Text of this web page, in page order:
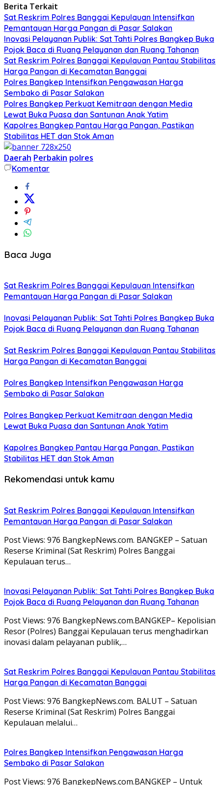
Berita Terkait
Sat Reskrim Polres Banggai Kepulauan Intensifkan
Pemantauan Harga Pangan di Pasar Salakan
Inovasi Pelayanan Publik: Sat Tahti Polres Bangkep Buka
Pojok Baca di Ruang Pelayanan dan Ruang Tahanan
Sat Reskrim Polres Banggai Kepulauan Pantau Stabilitas
Harga Pangan di Kecamatan Banggai
Polres Bangkep Intensifkan Pengawasan Harga
Sembako di Pasar Salakan
Polres Bangkep Perkuat Kemitraan dengan Media
Lewat Buka Puasa dan Santunan Anak Yatim
Kapolres Bangkep Pantau Harga Pangan, Pastikan
Stabilitas HET dan Stok Aman
Daerah Perbakin polres
Komentar
Baca Juga
Sat Reskrim Polres Banggai Kepulauan Intensifkan
Pemantauan Harga Pangan di Pasar Salakan
Inovasi Pelayanan Publik: Sat Tahti Polres Bangkep Buka
Pojok Baca di Ruang Pelayanan dan Ruang Tahanan
Sat Reskrim Polres Banggai Kepulauan Pantau Stabilitas
Harga Pangan di Kecamatan Banggai
Polres Bangkep Intensifkan Pengawasan Harga
Sembako di Pasar Salakan
Polres Bangkep Perkuat Kemitraan dengan Media
Lewat Buka Puasa dan Santunan Anak Yatim
Kapolres Bangkep Pantau Harga Pangan, Pastikan
Stabilitas HET dan Stok Aman
Rekomendasi untuk kamu
Sat Reskrim Polres Banggai Kepulauan Intensifkan
Pemantauan Harga Pangan di Pasar Salakan
Post Views: 976 BangkepNews.com. BANGKEP – Satuan
Reserse Kriminal (Sat Reskrim) Polres Banggai
Kepulauan terus…
Inovasi Pelayanan Publik: Sat Tahti Polres Bangkep Buka
Pojok Baca di Ruang Pelayanan dan Ruang Tahanan
Post Views: 976 BangkepNews.com.BANGKEP– Kepolisian
Resor (Polres) Banggai Kepulauan terus menghadirkan
inovasi dalam pelayanan publik,…
Sat Reskrim Polres Banggai Kepulauan Pantau Stabilitas
Harga Pangan di Kecamatan Banggai
Post Views: 976 BangkepNews.com. BALUT – Satuan
Reserse Kriminal (Sat Reskrim) Polres Banggai
Kepulauan melalui…
Polres Bangkep Intensifkan Pengawasan Harga
Sembako di Pasar Salakan
Post Views: 976 BangkepNews.com.BANGKEP – Untuk